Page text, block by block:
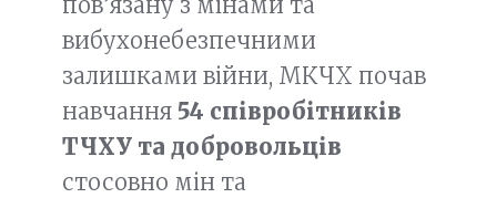
вибухонебезпечними
залишками війни, МКЧХ почав
навчання 54 співробітників
ТЧХУ та добровольців
стосовно мін та